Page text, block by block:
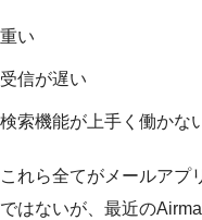
重い
受信が遅い
検索機能が上手く働かな
これら全てがメールアプ
ではないが、最近の